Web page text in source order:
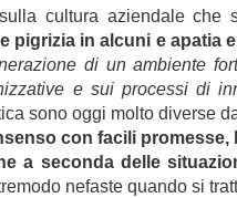
cultura aziendale
pigrizia in alcuni e apatia
di un ambiente
e sui processi di
sono oggi molto diverse
con facili
a seconda delle
nefaste quando si